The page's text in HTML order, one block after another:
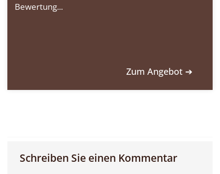
Bewertung...
Zum Angebot ➔
Schreiben Sie einen Kommentar